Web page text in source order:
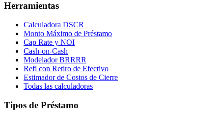
Herramientas
Calculadora DSCR
Monto Máximo de Préstamo
Cap Rate y NOI
Cash-on-Cash
Modelador BRRRR
Refi con Retiro de Efectivo
Estimador de Costos de Cierre
Todas las calculadoras
Tipos de Préstamo